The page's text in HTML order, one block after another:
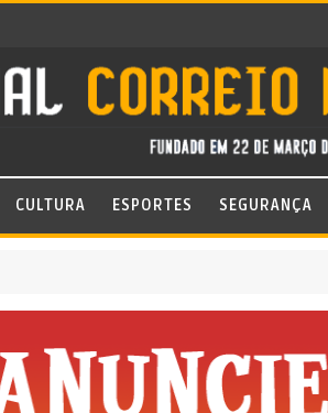
CULTURA ESPORTES SEGURANÇA